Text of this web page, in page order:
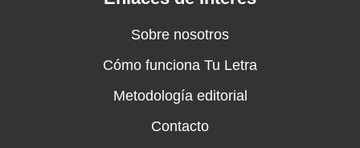
Sobre nosotros
Cómo funciona Tu Letra
Metodología editorial
Contacto